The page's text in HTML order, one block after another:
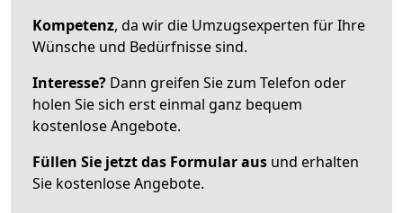
Kompetenz, da wir die Umzugsexperten für Ihre
Wünsche und Bedürfnisse sind.
Interesse? Dann greifen Sie zum Telefon oder
holen Sie sich erst einmal ganz bequem
kostenlose Angebote.
Füllen Sie jetzt das Formular aus und erhalten
Sie kostenlose Angebote.